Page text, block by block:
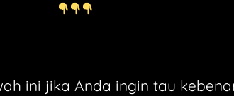
ini jika Anda ingin tau